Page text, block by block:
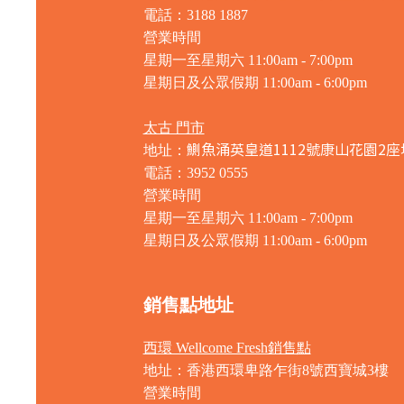
電話：3188 1887
營業時間
星期一至星期六 11:00am - 7:00pm
星期日及公眾假期 11:00am - 6:00pm
太古 門市
地址： 鰂魚涌英皇道1112號康山花園2
電話：3952 0555
營業時間
星期一至星期六 11:00am - 7:00pm
星期日及公眾假期 11:00am - 6:00pm
銷售點地址
西環 Wellcome Fresh銷售點
地址：香港西環卑路乍街8號西寶城3樓
營業時間